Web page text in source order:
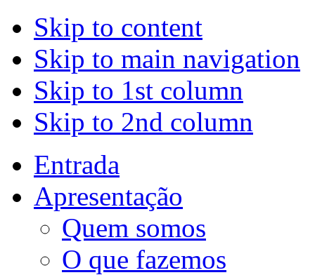
Skip to content
Skip to main navigation
Skip to 1st column
Skip to 2nd column
Entrada
Apresentação
Quem somos
O que fazemos